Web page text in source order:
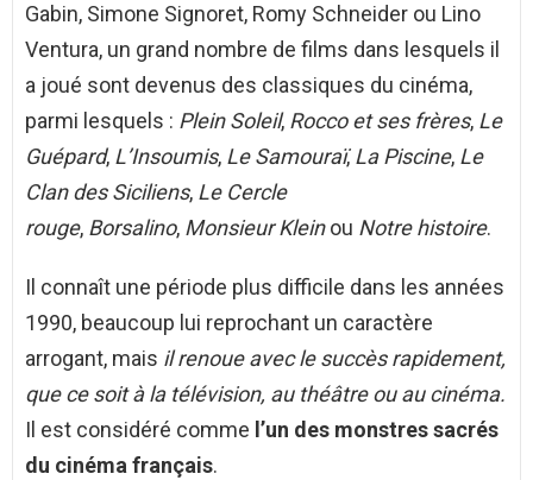
Gabin, Simone Signoret, Romy Schneider ou Lino
Ventura, un grand nombre de films dans lesquels il
a joué sont devenus des classiques du cinéma,
parmi lesquels : Plein Soleil, Rocco et ses frères, Le
Guépard, L’Insoumis, Le Samouraï,La Piscine, Le
Clan des Siciliens, Le Cercle
rouge, Borsalino, Monsieur Kleinou Notre histoire.
Il connaît une période plus difficile dans les années
1990, beaucoup lui reprochant un caractère
arrogant, mais il renoue avec le succès rapidement,
que ce soit à la télévision, au théâtre ou au cinéma.
Il est considéré comme l’un des monstres sacrés
du cinéma français.